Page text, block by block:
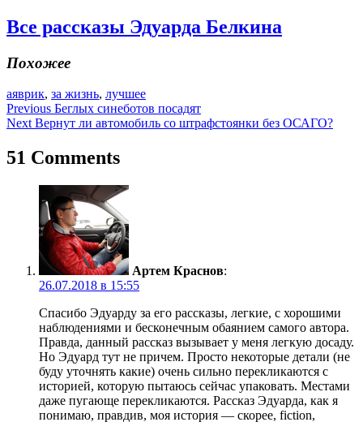
Все рассказы Эдуарда Белкина
Похожее
аяврик, за жизнь, лучшее
Навигация
по
записям
Previous Беглых синеботов посадят
Next Вернут ли автомобиль со штрафстоянки без ОСАГО?
51 Comments
Артем Краснов:
26.07.2018 в 15:55
Спасибо Эдуарду за его рассказы, легкие, с хорошими
наблюдениями и бесконечным обаянием самого автора.
Правда, данный рассказ вызывает у меня легкую досаду.
Но Эдуард тут не причем. Просто некоторые детали (не
буду уточнять какие) очень сильно перекликаются с
историей, которую пытаюсь сейчас упаковать. Местами
даже пугающе перекликаются. Рассказ Эдуарда, как я
понимаю, правдив, моя история — скорее, fiction,